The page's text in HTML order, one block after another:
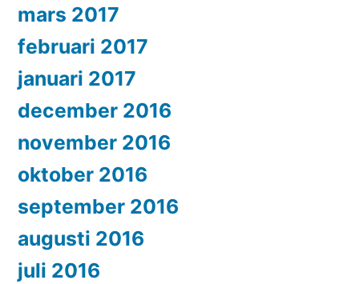
mars 2017
februari 2017
januari 2017
december 2016
november 2016
oktober 2016
september 2016
augusti 2016
juli 2016